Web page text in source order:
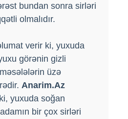
bundan sonra sirləri
olmalıdır.
verir ki, yuxuda
görənin gizli
üzə
Anarim.Az
yuxuda soğan
bir çox sirləri